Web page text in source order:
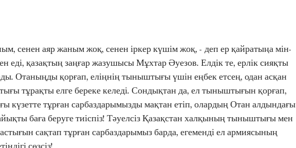
еді, қазақтың заңғар жазушысы Мұхтар Әуезов. Елдік те, ерлік сияқты
Отаныңды қорғап, еліңнің тыныштығы үшін еңбек етсең, одан асқан
тұрақты елге береке келеді. Сондықтан да, ел тыныштығын қорғап,
күзетте тұрған сарбаздарымызды мақтан етіп, олардың Отан алдындағы
баға беруге тиіспіз! Тәуелсіз Қазақстан халқының тыныштығы мен
сақтап тұрған сарбаздарымыз барда, егеменді ел армиясының
сөзсіз!